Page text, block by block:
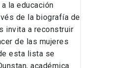
la educación
de la biografía de
invita a reconstruir
de las mujeres
esta lista se
académica